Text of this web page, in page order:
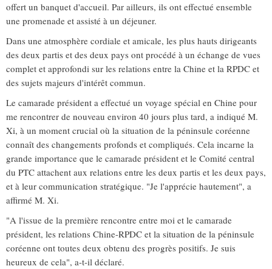
offert un banquet d'accueil. Par ailleurs, ils ont effectué ensemble
une promenade et assisté à un déjeuner.
Dans une atmosphère cordiale et amicale, les plus hauts dirigeants
des deux partis et des deux pays ont procédé à un échange de vues
complet et approfondi sur les relations entre la Chine et la RPDC et
des sujets majeurs d'intérêt commun.
Le camarade président a effectué un voyage spécial en Chine pour
me rencontrer de nouveau environ 40 jours plus tard, a indiqué M.
Xi, à un moment crucial où la situation de la péninsule coréenne
connaît des changements profonds et compliqués. Cela incarne la
grande importance que le camarade président et le Comité central
du PTC attachent aux relations entre les deux partis et les deux pays,
et à leur communication stratégique. "Je l'apprécie hautement", a
affirmé M. Xi.
"A l'issue de la première rencontre entre moi et le camarade
président, les relations Chine-RPDC et la situation de la péninsule
coréenne ont toutes deux obtenu des progrès positifs. Je suis
heureux de cela", a-t-il déclaré.